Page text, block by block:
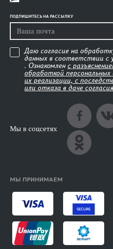
ПОДПИШИТЕСЬ НА РАССЫЛКУ
Даю согласие на
данных в соответствии с
. Ознакомлен с
обработкой
их реализации, с
или отказа в даче согласия
Мы в соцсетях
МЫ ПРИНИМАЕМ